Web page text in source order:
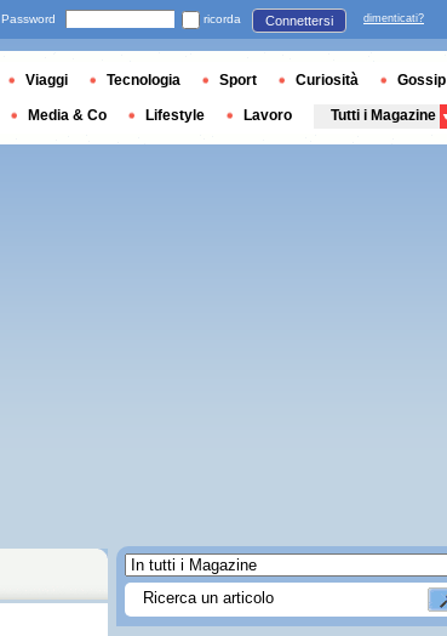
Password ricorda Connettersi dimenticati?
Viaggi Tecnologia Sport Curiosità Gossip
Media & Co Lifestyle Lavoro Tutti i Magazine